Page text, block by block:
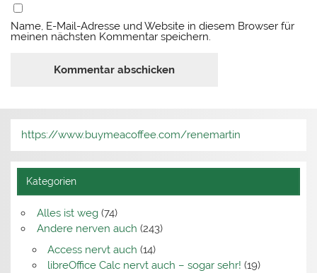
Name, E-Mail-Adresse und Website in diesem Browser für
meinen nächsten Kommentar speichern.
https://www.buymeacoffee.com/renemartin
Kategorien
Alles ist weg(74)
Andere nerven auch (243)
Access nervt auch (14)
libreOffice Calc nervt auch – sogar sehr! (19)